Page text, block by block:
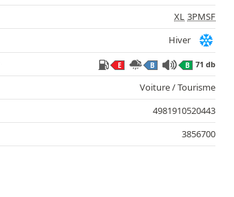
XL 3PMSF
Hiver
E B B 71 db
Voiture / Tourisme
4981910520443
3856700